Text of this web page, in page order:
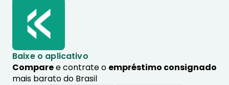
Baixe o aplicativo
Comparee contrate o empréstimo consignado
mais barato do Brasil